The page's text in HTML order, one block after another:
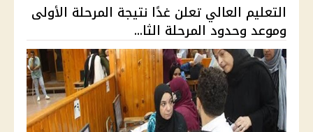
التعليم العالي تعلن غدًا نتيجة المرحلة الأولى
وموعد وحدود المرحلة الثا...